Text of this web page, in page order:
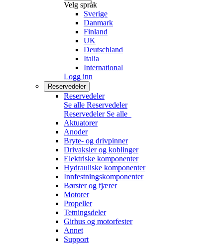
Velg språk
Sverige
Danmark
Finland
UK
Deutschland
Italia
International
Logg inn
Reservedeler
Reservedeler
Se alle Reservedeler
Reservedeler Se alle
Aktuatorer
Anoder
Bryte- og drivpinner
Drivaksler og koblinger
Elektriske komponenter
Hydrauliske komponenter
Innfestningskomponenter
Børster og fjærer
Motorer
Propeller
Tetningsdeler
Girhus og motorfester
Annet
Support